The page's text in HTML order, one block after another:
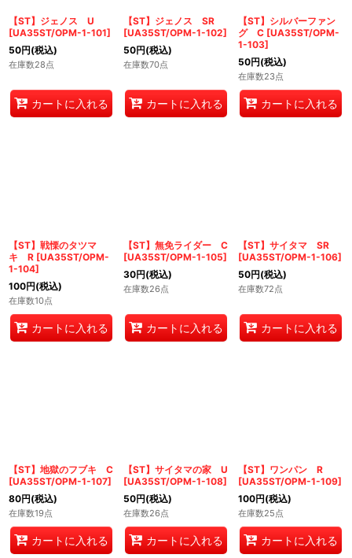
【ST】ジェノス U
[UA35ST/OPM-1-101]
50円(税込)
在庫数28点
カートに入れる
【ST】ジェノス SR
[UA35ST/OPM-1-102]
50円(税込)
在庫数70点
カートに入れる
【ST】シルバーファン
グ C [UA35ST/OPM-
1-103]
50円(税込)
在庫数23点
カートに入れる
【ST】戦慄のタツマ
キ R [UA35ST/OPM-
1-104]
100円(税込)
在庫数10点
カートに入れる
【ST】無免ライダー C
[UA35ST/OPM-1-105]
30円(税込)
在庫数26点
カートに入れる
【ST】サイタマ SR
[UA35ST/OPM-1-106]
50円(税込)
在庫数72点
カートに入れる
【ST】地獄のフブキ C
[UA35ST/OPM-1-107]
80円(税込)
在庫数19点
カートに入れる
【ST】サイタマの家 U
[UA35ST/OPM-1-108]
50円(税込)
在庫数26点
カートに入れる
【ST】ワンパン R
[UA35ST/OPM-1-109]
100円(税込)
在庫数25点
カートに入れる